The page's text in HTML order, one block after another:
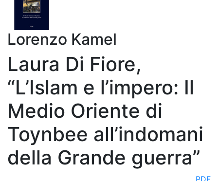
Lorenzo Kamel
Laura Di Fiore,
“L’Islam e l’impero: Il
Medio Oriente di
Toynbee all’indomani
della Grande guerra”
PDF